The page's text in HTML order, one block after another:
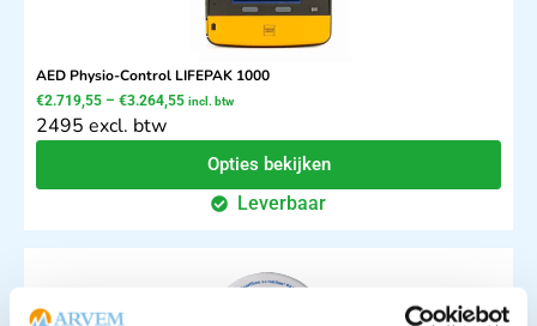
AED Physio-Control LIFEPAK 1000
€2.719,55 – €3.264,55 incl. btw
2495 excl. btw
Opties bekijken
Leverbaar